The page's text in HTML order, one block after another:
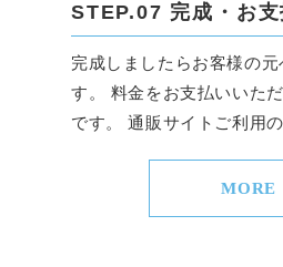
STEP.07 完成・お支
完成しましたらお客様の元
す。 料金をお支払いいた
です。 通販サイトご利用
MORE